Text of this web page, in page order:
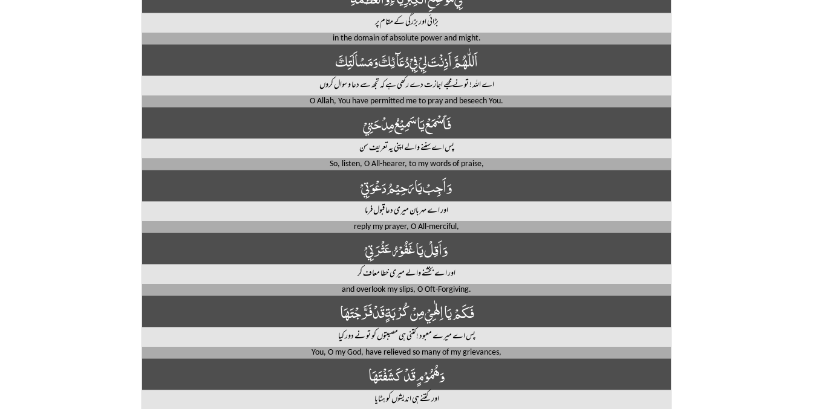
بڑائی اور بزرگی کے مقام پر
in the domain of absolute power and might.
اَللّٰهُمَّ اَذِنْتَ لِيْ فِيْ دُعَآئِكَ وَمَسْاَلَتِكَ
اے اللہ ! تو نے مجھے اجازت دے رکھی ہے کہ تجھ سے دعا و سوال کروں
O Allah, You have permitted me to pray and beseech You.
فَٱسْمَعْ يَا سَمِيْعُ مِدْحَتِيْ
پس اے سننے والے اپنی یہ تعریف سن
So, listen, O All-hearer, to my words of praise,
وَاَجِبْ يَا رَحِيْمُ دَعْوَتِيْ
اور اے مہربان میری دعا قبول فرما
reply my prayer, O All-merciful,
وَاَقِلْ يَا غَفُوْرُ عَثْرَتِيْ
اور اے بخشنے والے میری خطا معاف کر
and overlook my slips, O Oft-Forgiving.
فَكَمْ يَا اِلٰهِيْ مِنْ كُرْبَةٍ قَدْ فَرَّجْتَهَا
پس اے میرے معبود ! کتنی ہی مصیبتوں کو تو نے دور کیا
You, O my God, have relieved so many of my grievances,
وَهُمُوْمٍ قَدْ كَشَفْتَهَا
اور کتنے ہی اندیشوں کو ہٹایا